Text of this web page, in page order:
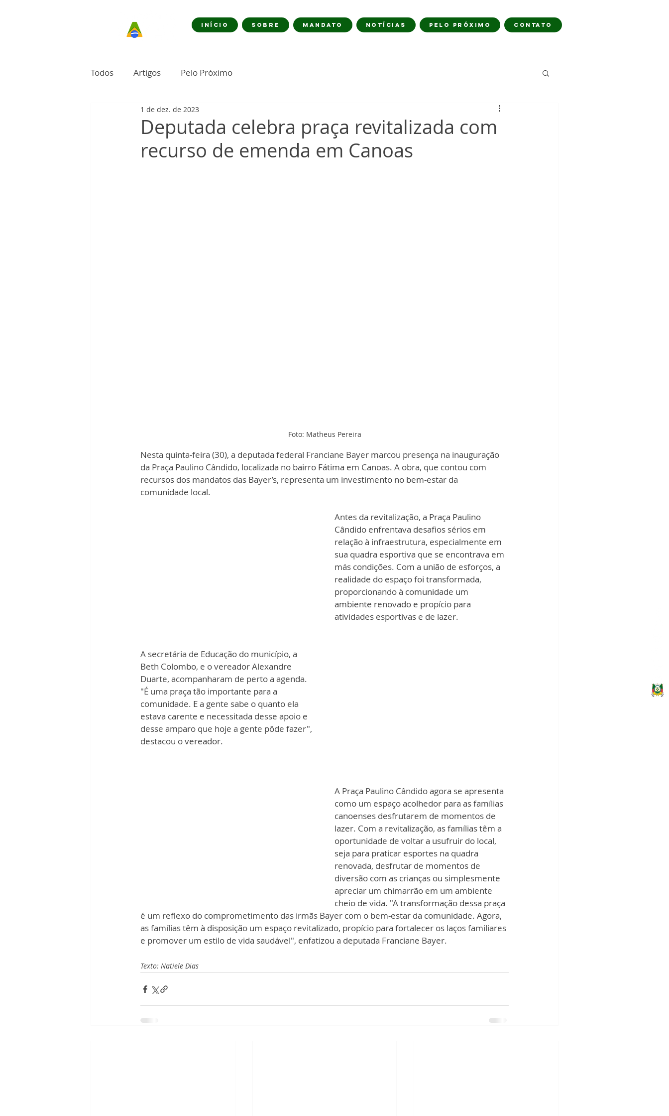
INÍCIO SOBRE MANDATO NOTÍCIAS PELO PRÓXIMO CONTATO
Todos Artigos Pelo Próximo
Deputada celebra praça revitalizada com
recurso de emenda em Canoas
1 de dez. de 2023
Foto: Matheus Pereira
Nesta quinta-feira (30), a deputada federal Franciane Bayer marcou presença na inauguração
da Praça Paulino Cândido, localizada no bairro Fátima em Canoas. A obra, que contou com
recursos dos mandatos das Bayer’s, representa um investimento no bem-estar da
comunidade local.
Antes da revitalização, a Praça Paulino
Cândido enfrentava desafios sérios em
relação à infraestrutura, especialmente em
sua quadra esportiva que se encontrava em
más condições. Com a união de esforços, a
realidade do espaço foi transformada,
proporcionando à comunidade um
ambiente renovado e propício para
atividades esportivas e de lazer.
A secretária de Educação do município, a
Beth Colombo, e o vereador Alexandre
Duarte, acompanharam de perto a agenda.
"É uma praça tão importante para a
comunidade. E a gente sabe o quanto ela
estava carente e necessitada desse apoio e
desse amparo que hoje a gente pôde fazer",
destacou o vereador.
A Praça Paulino Cândido agora se apresenta
como um espaço acolhedor para as famílias
canoenses desfrutarem de momentos de
lazer. Com a revitalização, as famílias têm a
oportunidade de voltar a usufruir do local,
seja para praticar esportes na quadra
renovada, desfrutar de momentos de
diversão com as crianças ou simplesmente
apreciar um chimarrão em um ambiente
cheio de vida. "A transformação dessa praça
é um reflexo do comprometimento das irmãs Bayer com o bem-estar da comunidade. Agora,
as famílias têm à disposição um espaço revitalizado, propício para fortalecer os laços familiares
e promover um estilo de vida saudável", enfatizou a deputada Franciane Bayer.
Texto: Natiele Dias